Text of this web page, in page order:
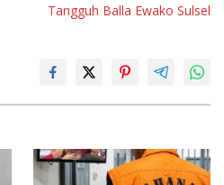
Tangguh Balla Ewako Sulsel